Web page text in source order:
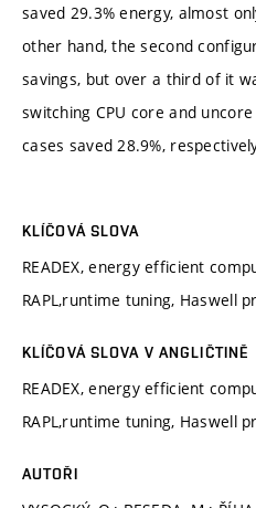
saved 29.3% energy, almost
other hand, the second
savings, but over a third of it
switching CPU core and
cases saved 28.9%,
KLÍČOVÁ SLOVA
READEX, energy efficient
RAPL,runtime tuning, Haswell
KLÍČOVÁ SLOVA V ANGLIČTINĚ
READEX, energy efficient
RAPL,runtime tuning, Haswell
AUTOŘI